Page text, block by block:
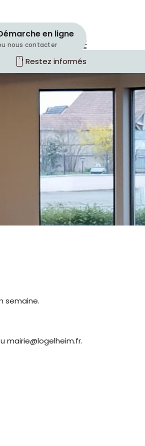
en ligne
nous contacter
smartphone Restez informés
semaine.
mairie@logelheim.fr.